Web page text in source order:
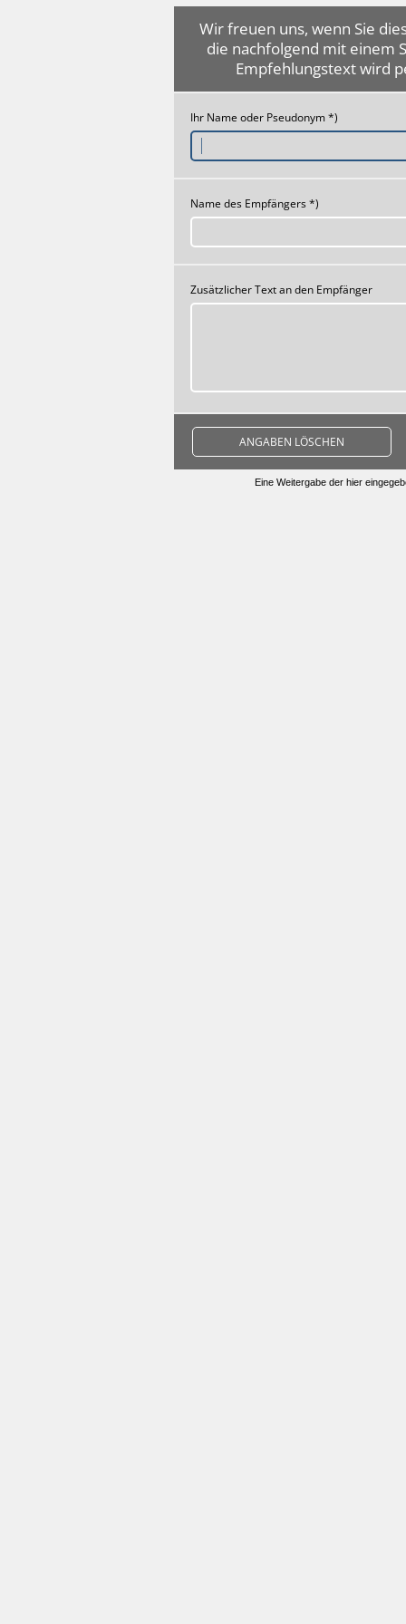
Wir freuen uns, wenn Sie
die nachfolgend mit einem
Empfehlungstext wird
Ihr Name oder Pseudonym *)
Name des Empfängers *)
Zusätzlicher Text an den Empfänger
ANGABEN LÖSCHEN
Eine Weitergabe der hier